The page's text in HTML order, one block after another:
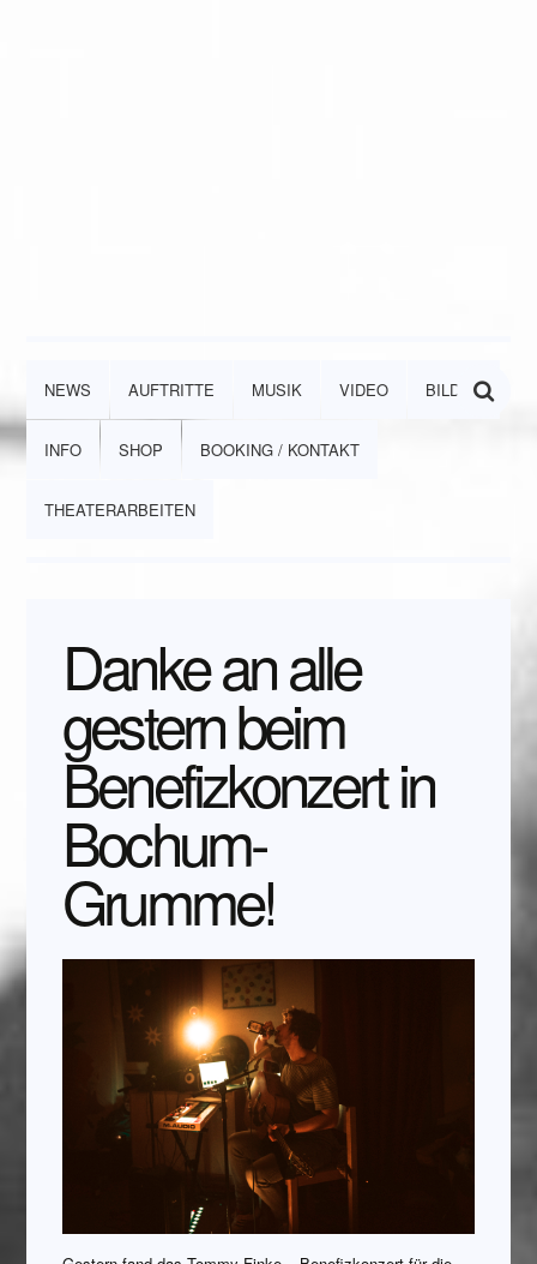
NEWS AUFTRITTE MUSIK VIDEO BILDER
INFO SHOP BOOKING / KONTAKT
THEATERARBEITEN
Danke an alle
gestern beim
Benefizkonzert in
Bochum-
Grumme!